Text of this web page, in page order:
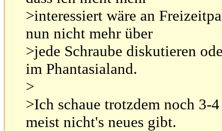
>interessiert wäre an
nun nicht mehr über
>jede Schraube diskutieren
im Phantasialand.
>
>Ich schaue trotzdem noch 3-
meist nicht's neues gibt.